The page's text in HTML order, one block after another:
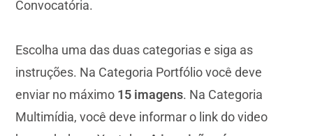
Convocatória.
Escolha uma das duas categorias e siga as
instruções. Na Categoria Portfólio você deve
enviar no máximo 15 imagens. Na Categoria
Multimídia, você deve informar o link do video